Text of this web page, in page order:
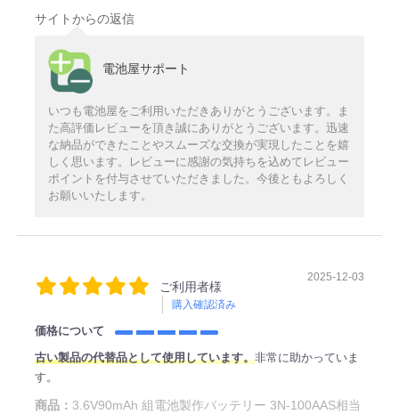
サイトからの返信
電池屋サポート
いつも電池屋をご利用いただきありがとうございます。ま
た高評価レビューを頂き誠にありがとうございます。迅速
な納品ができたことやスムーズな交換が実現したことを嬉
しく思います。レビューに感謝の気持ちを込めてレビュー
ポイントを付与させていただきました。今後ともよろしく
お願いいたします。
ご利用者様
購入確認済み
2025-12-03
価格について
古い製品の代替品として使用しています。非常に助かっていま
す。
商品： 3.6V90mAh 組電池製作バッテリー 3N-100AAS相当